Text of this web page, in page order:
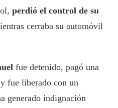
perdió el control de su
cerraba su automóvil
fue detenido, pagó una
y fue liberado con un
generado indignación